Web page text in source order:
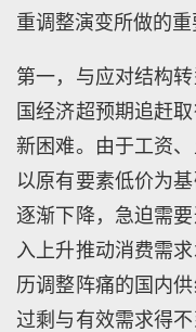
重调整演变所做的重
第一，与应对结构
国经济超预期追赶
新困难。由于工资
以原有要素低价为
逐渐下降，急迫需
入上升推动消费需
历调整阵痛的国内
过剩与有效需求得